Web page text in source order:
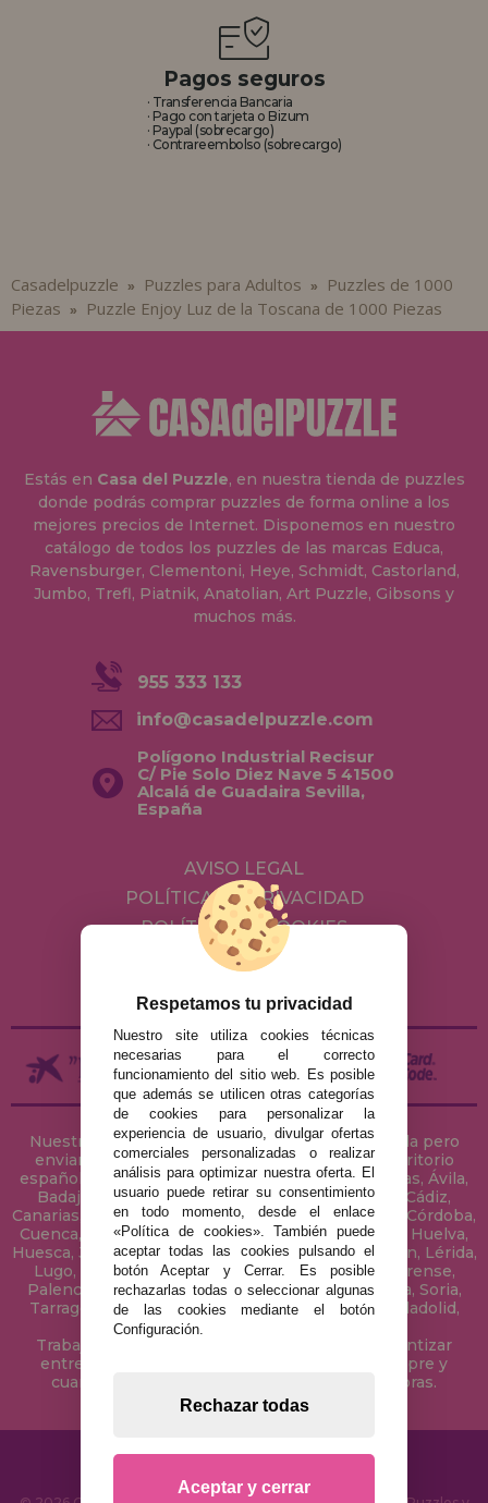
Pagos seguros
· Transferencia Bancaria
· Pago con tarjeta o Bizum
· Paypal (sobrecargo)
· Contrareembolso (sobrecargo)
Casadelpuzzle » Puzzles para Adultos »
Puzzles de 1000
Piezas » Puzzle Enjoy Luz de la Toscana de 1000 Piezas
Estás en Casa del Puzzle, en nuestra tienda de puzzles
donde podrás comprar puzzles de forma online a los
mejores precios de Internet. Disponemos en nuestro
catálogo de todos los puzzles de las marcas Educa,
Ravensburger, Clementoni, Heye, Schmidt, Castorland,
Jumbo, Trefl, Piatnik, Anatolian, Art Puzzle, Gibsons y
muchos más.
955 333 133
info@casadelpuzzle.com
Polígono Industrial Recisur
C/ Pie Solo Diez Nave 5 41500
Alcalá de Guadaira Sevilla,
España
AVISO LEGAL
POLÍTICA DE PRIVACIDAD
POLÍTICA DE COOKIES
ENVÍOS Y DEVOLUCIONES
Nuestra tienda de puzzles está ubicada en Sevilla pero
enviamos tus puzzles a cualquier ciudad del territorio
español: Álava, Albacete, Alicante, Almería, Asturias, Ávila,
Badajoz, Baleares, Barcelona, Burgos, Cáceres, Cádiz,
Canarias, Cantabria, Castellón, Ceuta, Ciudad Real, Córdoba,
Cuenca, Gerona, Granada, Guadalajara, Guipúzcoa, Huelva,
Huesca, Jaén, La Coruña, La Rioja, Las Palmas, Leon, Lérida,
Lugo, Madrid, Málaga, Melilla, Murcia, Navarra, Orense,
Palencia, Pontevedra, Salamanca, Segovia, Sevilla, Soria,
Tarragona, Tenerife, Teruel, Toledo, Valencia, Valladolid,
Vizcaya, Zamora y Zaragoza.
Trabajamos con Stocks permanentes para garantizar
entregas rápidas en territorio peninsular, siempre y
cuando el pedido se realice antes de las 18 horas.
Respetamos tu privacidad
Nuestro site utiliza cookies técnicas
necesarias para el correcto
funcionamiento del sitio web. Es posible
que además se utilicen otras categorías
de cookies para personalizar la
experiencia de usuario, divulgar ofertas
comerciales personalizadas o realizar
análisis para optimizar nuestra oferta. El
usuario puede retirar su consentimiento
en todo momento, desde el enlace
«Política de cookies». También puede
aceptar todas las cookies pulsando el
botón Aceptar y Cerrar. Es posible
rechazarlas todas o seleccionar algunas
de las cookies mediante el botón
Configuración.
Rechazar todas
Aceptar y cerrar